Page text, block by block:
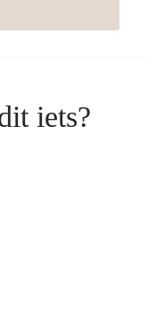
iets?